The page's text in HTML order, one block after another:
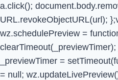
a.click();
URL.revokeObjectURL(url);
wz.schedulePreview =
_previewTimer =
= null;